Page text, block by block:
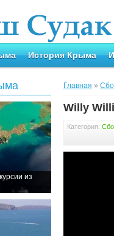
История Крыма
из
Главная »
Willy
Категория: